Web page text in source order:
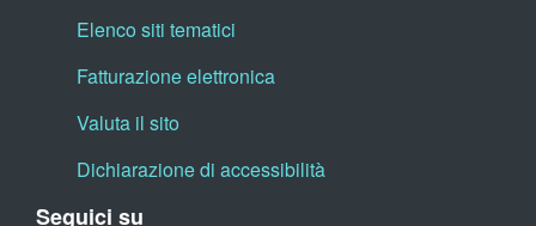
Elenco siti tematici
Fatturazione elettronica
Valuta il sito
Dichiarazione di accessibilità
Seguici su